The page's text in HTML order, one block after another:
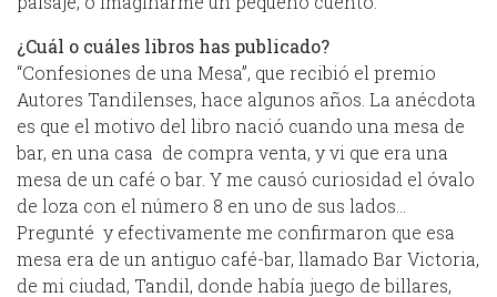
¿Cuál o cuáles libros has publicado?
“Confesiones de una Mesa”, que recibió el premio
Autores Tandilenses, hace algunos años. La anécdota
es que el motivo del libro nació cuando una mesa de
bar, en una casa de compra venta, y vi que era una
mesa de un café o bar. Y me causó curiosidad el óvalo
de loza con el número 8 en uno de sus lados…
Pregunté y efectivamente me confirmaron que esa
mesa era de un antiguo café-bar, llamado Bar Victoria,
de mi ciudad, Tandil, donde había juego de billares,